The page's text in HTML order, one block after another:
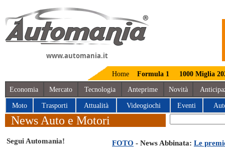
www.automania.it
Home Formula 1 1000 Miglia
Economia Mercato Tecnologia Anteprime Novità
Moto Trasporti Attualità Videogiochi Eventi
News Auto e Motori
Segui Automania! FOTO - News Abbinata: Le